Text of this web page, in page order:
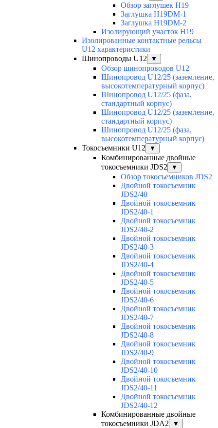
Обзор заглушек H19
Заглушка H19DM-1
Заглушка H19DM-2
Изолирующий участок H19
Изолированные контактные рельсы
U12 характеристики
Шинопроводы U12
▼
Обзор шинопроводов U12
Шинопровод U12/25 (заземление,
высокотемпературный корпус)
Шинопровод U12/25 (фаза,
стандартный корпус)
Шинопровод U12/25 (заземление,
стандартный корпус)
Шинопровод U12/25 (фаза,
высокотемпературный корпус)
Токосъемники U12
▼
Комбинированные двойные
токосъемники JDS2
▼
Обзор токосъемников JDS2
Двойной токосъемник
JDS2/40
Двойной токосъемник
JDS2/40-1
Двойной токосъемник
JDS2/40-2
Двойной токосъемник
JDS2/40-3
Двойной токосъемник
JDS2/40-4
Двойной токосъемник
JDS2/40-5
Двойной токосъемник
JDS2/40-6
Двойной токосъемник
JDS2/40-7
Двойной токосъемник
JDS2/40-8
Двойной токосъемник
JDS2/40-9
Двойной токосъемник
JDS2/40-10
Двойной токосъемник
JDS2/40-11
Двойной токосъемник
JDS2/40-12
Комбинированные двойные
токосъемники JDA2
▼